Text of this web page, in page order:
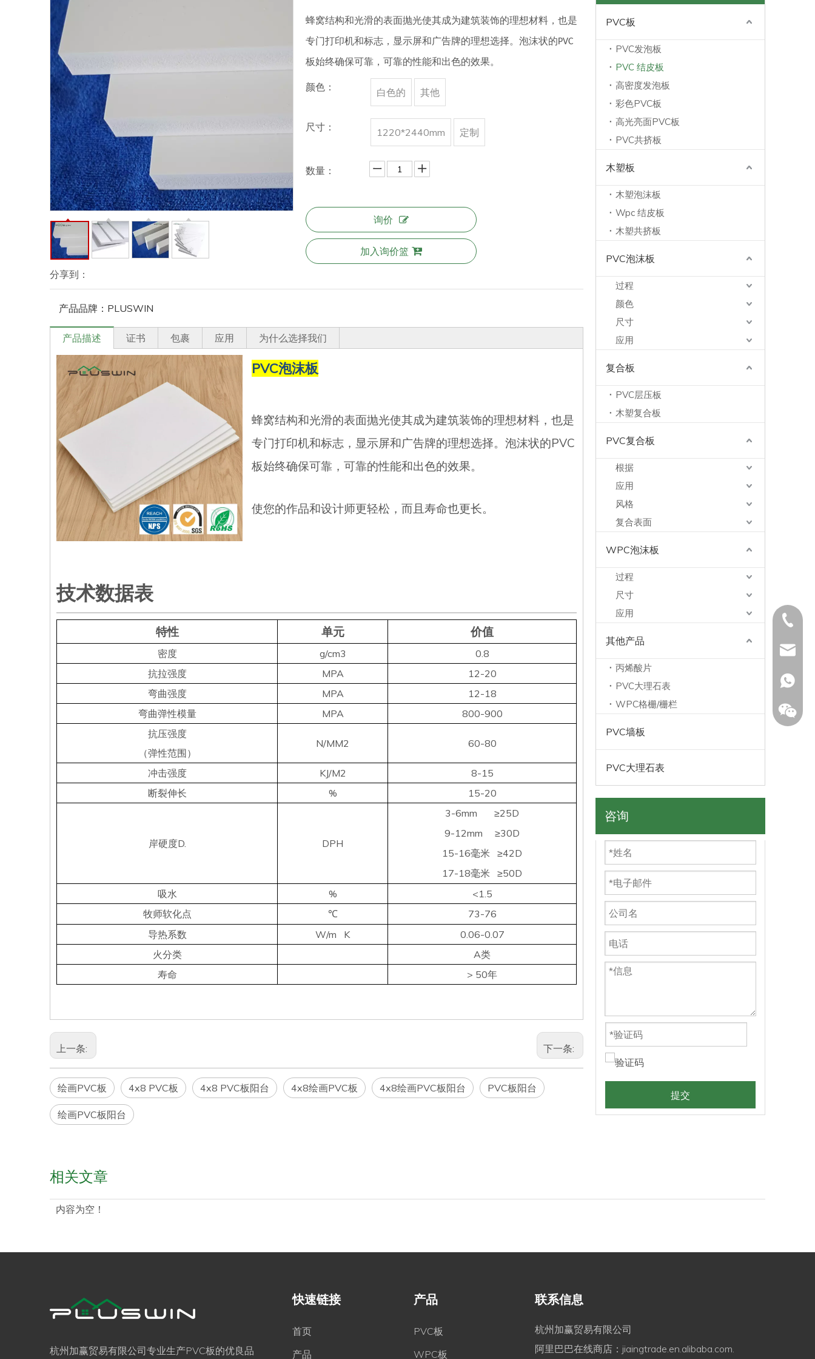
分享到：
蜂窝结构和光滑的表面抛光使其成为建筑装饰的理想材料，也是
专门打印机和标志，显示屏和广告牌的理想选择。泡沫状的PVC
板始终确保可靠，可靠的性能和出色的效果。
颜色： 白色的 其他
尺寸： 1220*2440mm 定制
数量：
询价
加入询价篮
产品品牌： PLUSWIN
产品描述 证书 包裹 应用 为什么选择我们
PVC泡沫板
蜂窝结构和光滑的表面抛光使其成为建筑装饰的理想材料，也是
专门打印机和标志，显示屏和广告牌的理想选择。泡沫状的PVC
板始终确保可靠，可靠的性能和出色的效果。
使您的作品和设计师更轻松，而且寿命也更长。
技术数据表
特性 单元 价值
密度 g/cm3
0.8
抗拉强度
MPA
12-20
弯曲强度
MPA
12-18
弯曲弹性模量
MPA
800-900
抗压强度
（弹性范围）
N/MM2 60-80
冲击强度 KJ/M2
8-15
断裂伸长
% 15-20
岸硬度D. DPH
3-6mm ≥25D
9-12mm ≥30D
15-16毫米 ≥42D
17-18毫米 ≥50D
吸水
%
<1.5
牧师软化点
℃
73-76
导热系数
W/m K
0.06-0.07
火分类
A类
寿命
> 50年
上一条: 下一条:
绘画PVC板 4x8 PVC板 4x8 PVC板阳台 4x8绘画PVC板 4x8绘画PVC板阳台 PVC板阳台
绘画PVC板阳台
PVC板
PVC发泡板
PVC 结皮板
高密度发泡板
彩色PVC板
高光亮面PVC板
PVC共挤板
木塑板
木塑泡沫板
Wpc 结皮板
木塑共挤板
PVC泡沫板
过程
颜色
尺寸
应用
复合板
PVC层压板
木塑复合板
PVC复合板
根据
应用
风格
复合表面
WPC泡沫板
过程
尺寸
应用
其他产品
丙烯酸片
PVC大理石表
WPC格栅/栅栏
PVC墙板
PVC大理石表
咨询
提交
相关文章
内容为空！
+ 86
杭州加赢贸易有限公司专业生产PVC板的优良品
快速链接
首页
产品
产品
PVC板
WPC板
联系信息
杭州加赢贸易有限公司
阿里巴巴在线商店： jiaingtrade.en.alibaba.com.